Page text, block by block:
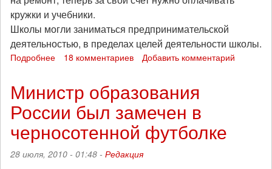
кружки и учебники.
Школы могли заниматься предпринимательской
деятельностью, в пределах целей деятельности школы.
Подробнее
не
грянул
(по
реформе
образования)
18 комментариев Добавить комментарий
Министр образования
России был замечен в
черносотенной футболке
28 июля, 2010 - 01:48 - Редакция